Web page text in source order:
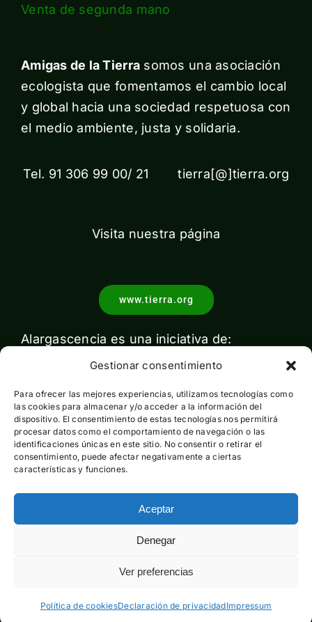
Gestionar consentimiento
Para ofrecer las mejores experiencias, utilizamos tecnologías como
las cookies para almacenar y/o acceder a la información del
dispositivo. El consentimiento de estas tecnologías nos permitirá
procesar datos como el comportamiento de navegación o las
identificaciones únicas en este sitio. No consentir o retirar el
consentimiento, puede afectar negativamente a ciertas
características y funciones.
Aceptar
Denegar
Ver preferencias
Política de cookiesDeclaración de privacidadImpressum
Venta de segunda mano
Amigas de la Tierra somos una asociación
ecologista que fomentamos el cambio local
y global hacia una sociedad respetuosa con
el medio ambiente, justa y solidaria.
Tel. 91 306 99 00/ 21 tierra[@]tierra.org
Visita nuestra página
www.tierra.org
Alargascencia es una iniciativa de:
Con el apoyo de:
Esta actividad ha sido financiada por el Ministerio para la